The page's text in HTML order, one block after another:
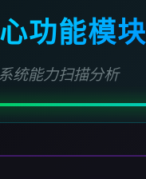
功能模块
系统能力扫描分析